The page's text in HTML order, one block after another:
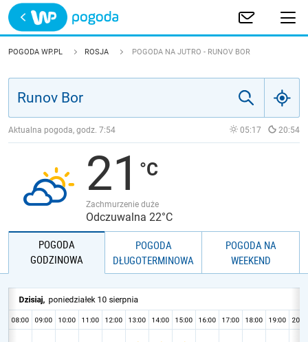
Trwa ładowanie
POLSKA
JAKOŚĆ POWIETRZA
POGODA WP.PL ROSJA POGODA NA JUTRO - RUNOV BOR
Aktualna pogoda, godz. 7:54 05:17 20:54
21
Zachmurzenie duże
Odczuwalna 22°C
POGODA
GODZINOWA
POGODA
DŁUGOTERMINOWA
POGODA NA
WEEKEND